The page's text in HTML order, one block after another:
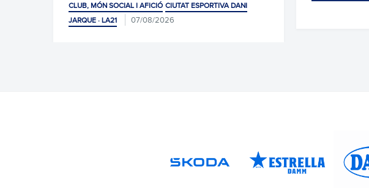
CLUB, MÓN SOCIAL I AFICIÓ CIUTAT ESPORTIVA DANI
JARQUE · LA21
07/08/2026